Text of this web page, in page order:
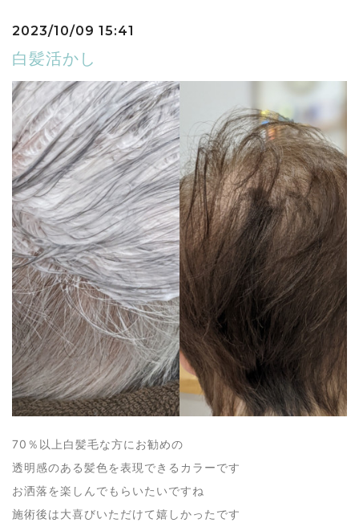
2023/10/09 15:41
白髪活かし
70％以上白髪毛な方にお勧めの
透明感のある髪色を表現できるカラーです
お洒落を楽しんでもらいたいですね
施術後は大喜びいただけて嬉しかったです